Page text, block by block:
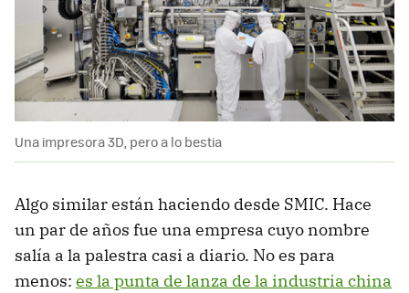
Una impresora 3D, pero a lo bestia
Algo similar están haciendo desde SMIC. Hace
un par de años fue una empresa cuyo nombre
salía a la palestra casi a diario. No es para
menos: es la punta de lanza de la industria china